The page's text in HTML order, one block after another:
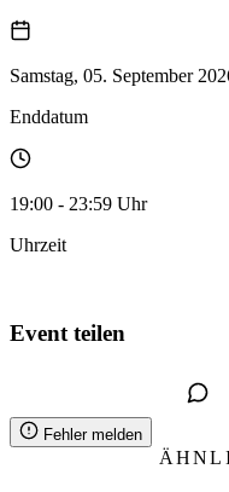
Samstag, 05. September
Enddatum
19:00 - 23:59 Uhr
Uhrzeit
Event teilen
Fehler melden